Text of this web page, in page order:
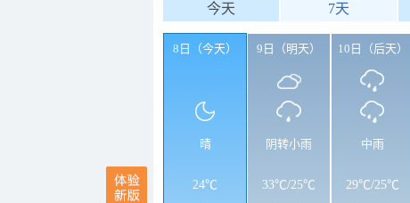
今天 7天
8日（今天）
晴
24℃
9日（明天）
阴转小雨
33℃/25℃
10日（后天）
中雨
29℃/25℃